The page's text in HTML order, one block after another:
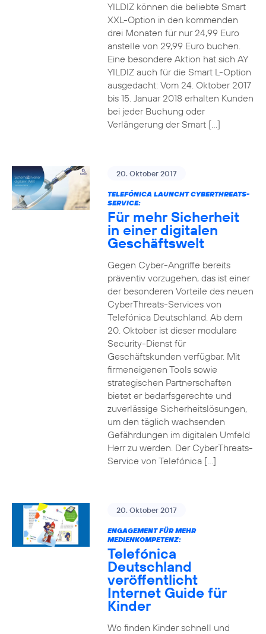
YILDIZ können die beliebte Smart
XXL-Option in den kommenden
drei Monaten für nur 24,99 Euro
anstelle von 29,99 Euro buchen.
Eine besondere Aktion hat sich AY
YILDIZ auch für die Smart L-Option
ausgedacht: Vom 24. Oktober 2017
bis 15. Januar 2018 erhalten Kunden
bei jeder Buchung oder
Verlängerung der Smart […]
20. Oktober 2017
TELEFÓNICA LAUNCHT CYBERTHREATS-
SERVICE:
Für mehr Sicherheit
in einer digitalen
Geschäftswelt
Gegen Cyber-Angriffe bereits
präventiv vorzugehen, das ist einer
der besonderen Vorteile des neuen
CyberThreats-Services von
Telefónica Deutschland. Ab dem
20. Oktober ist dieser modulare
Security-Dienst für
Geschäftskunden verfügbar. Mit
firmeneigenen Tools sowie
strategischen Partnerschaften
bietet er bedarfsgerechte und
zuverlässige Sicherheitslösungen,
um den täglich wachsenden
Gefährdungen im digitalen Umfeld
Herr zu werden. Der CyberThreats-
Service von Telefónica […]
20. Oktober 2017
ENGAGEMENT FÜR MEHR
MEDIENKOMPETENZ:
Telefónica
Deutschland
veröffentlicht
Internet Guide für
Kinder
Wo finden Kinder schnell und